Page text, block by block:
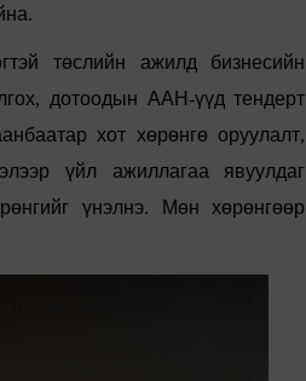
.
төслийн ажилд
бизнесийн
, дотоодын ААН-үүд тендерт
хот хөрөнгө оруулалт,
үйл ажиллагаа
явуулдаг
үнэлнэ. Мөн
хөрөнгөөр